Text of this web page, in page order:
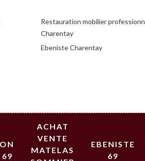
Restauration mobilier
Charentay
Ebeniste Charentay
ACHAT
VENTE
MATELAS
EBENISTE
69